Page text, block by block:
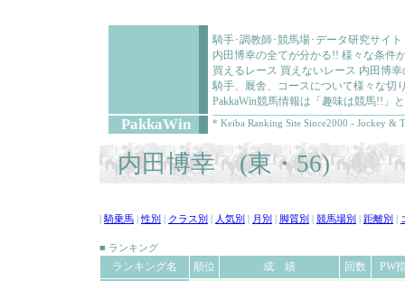
騎手･調教師･競馬場･データ研究サイ
内田博幸の全てが分かる!! 様々な条件
買えるレース 買えないレース 内田博
騎手、厩舎、コースについて様々な切
PakkaWin競馬情報は「趣味は競馬!!」
PakkaWin * Keiba Ranking Site Since2000 - Jockey &
内田博幸 (東・56)
騎乗馬 |性別 クラス別 人気別 月別 脚質別 競馬場別 距離別
■ ランキング
ランキング名 順位 成 績 回数
PW